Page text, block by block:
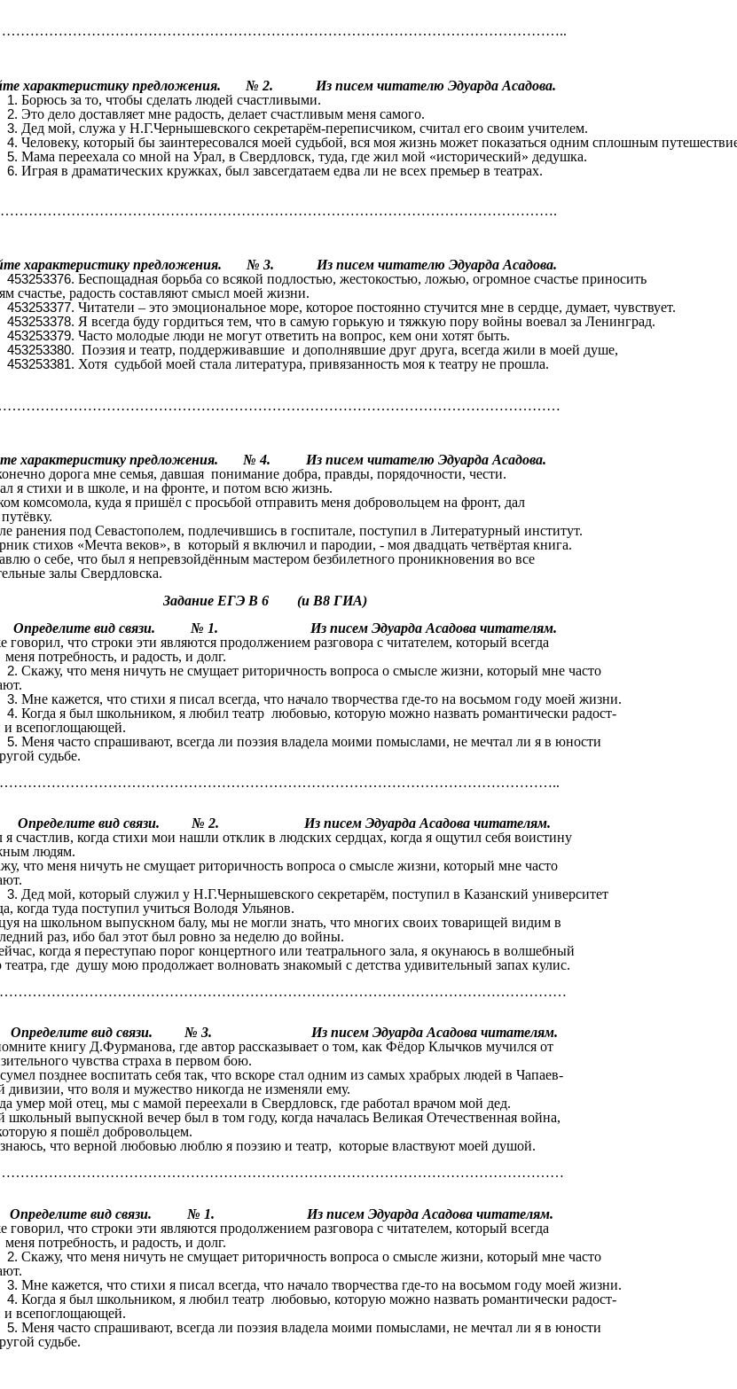
характеристику предложения. № 2. Из писем читателю Эдуарда Асадова.
Борюсь за то, чтобы сделать людей счастливыми.
Это дело доставляет мне радость, делает счастливым меня самого.
Дед мой, служа у Н.Г.Чернышевского секретарём-переписчиком, считал его своим учителем.
Человеку, который бы заинтересовался моей судьбой, вся моя жизнь может показаться одним
Мама переехала со мной на Урал, в Свердловск, туда, где жил мой «исторический» дедушка.
Играя в драматических кружках, был завсегдатаем едва ли не всех премьер в театрах.
характеристику предложения. № 3. Из писем читателю Эдуарда Асадова.
Беспощадная борьба со всякой подлостью, жестокостью, ложью, огромное счастье приносить
счастье, радость составляют смысл моей жизни.
Читатели – это эмоциональное море, которое постоянно стучится мне в сердце, думает, чувствует.
Я всегда буду гордиться тем, что в самую горькую и тяжкую пору войны воевал за Ленинград.
Часто молодые люди не могут ответить на вопрос, кем они хотят быть.
Поэзия и театр, поддерживавшие и дополнявшие друг друга, всегда жили в моей душе,
Хотя судьбой моей стала литература, привязанность моя к театру не прошла.
характеристику предложения. № 4. Из писем читателю Эдуарда Асадова.
дорога мне семья, давшая понимание добра, правды, порядочности, чести.
я стихи и в школе, и на фронте, и потом всю жизнь.
комсомола, куда я пришёл с просьбой отправить меня добровольцем на фронт, дал
путёвку.
ранения под Севастополем, подлечившись в госпитале, поступил в Литературный институт.
стихов «Мечта веков», в который я включил и пародии, - моя двадцать четвёртая книга.
о себе, что был я непревзойдённым мастером безбилетного проникновения во все
залы Свердловска.
Задание ЕГЭ В 6 (и В8 ГИА)
вид связи. № 1. Из писем Эдуарда Асадова читателям.
говорил, что строки эти являются продолжением разговора с читателем, который всегда
потребность, и радость, и долг.
Скажу, что меня ничуть не смущает риторичность вопроса о смысле жизни, который мне часто
Мне кажется, что стихи я писал всегда, что начало творчества где-то на восьмом году моей жизни.
Когда я был школьником, я любил театр любовью, которую можно назвать романтически радост-
и всепоглощающей.
Меня часто спрашивают, всегда ли поэзия владела моими помыслами, не мечтал ли я в юности
судьбе.
Определите вид связи. № 2. Из писем Эдуарда Асадова читателям.
счастлив, когда стихи мои нашли отклик в людских сердцах, когда я ощутил себя воистину
людям.
что меня ничуть не смущает риторичность вопроса о смысле жизни, который мне часто
Дед мой, который служил у Н.Г.Чернышевского секретарём, поступил в Казанский университет
когда туда поступил учиться Володя Ульянов.
на школьном выпускном балу, мы не могли знать, что многих своих товарищей видим в
раз, ибо бал этот был ровно за неделю до войны.
когда я переступаю порог концертного или театрального зала, я окунаюсь в волшебный
где душу мою продолжает волновать знакомый с детства удивительный запах кулис.
Определите вид связи. № 3. Из писем Эдуарда Асадова читателям.
книгу Д.Фурманова, где автор рассказывает о том, как Фёдор Клычков мучился от
чувства страха в первом бою.
позднее воспитать себя так, что вскоре стал одним из самых храбрых людей в Чапаев-
дивизии, что воля и мужество никогда не изменяли ему.
умер мой отец, мы с мамой переехали в Свердловск, где работал врачом мой дед.
выпускной вечер был в том году, когда началась Великая Отечественная война,
которую я пошёл добровольцем.
что верной любовью люблю я поэзию и театр, которые властвуют моей душой.
вид связи. № 1. Из писем Эдуарда Асадова читателям.
говорил, что строки эти являются продолжением разговора с читателем, который всегда
потребность, и радость, и долг.
Скажу, что меня ничуть не смущает риторичность вопроса о смысле жизни, который мне часто
Мне кажется, что стихи я писал всегда, что начало творчества где-то на восьмом году моей жизни.
Когда я был школьником, я любил театр любовью, которую можно назвать романтически радост-
и всепоглощающей.
Меня часто спрашивают, всегда ли поэзия владела моими помыслами, не мечтал ли я в юности
судьбе.